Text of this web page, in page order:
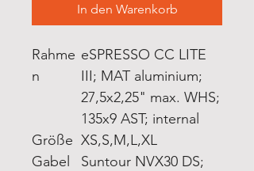
In den Warenkorb
Rahme
n
eSPRESSO CC LITE
III; MAT aluminium;
27,5x2,25" max. WHS;
135x9 AST; internal
Größe XS,S,M,L,XL
Gabel
Suntour NVX30 DS;